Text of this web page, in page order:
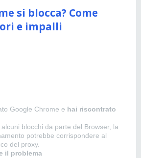
si blocca? Come
e impalli
Google Chrome e hai riscontrato
blocchi da parte del Browser, la
potrebbe corrispondere al
del proxy.
il problema